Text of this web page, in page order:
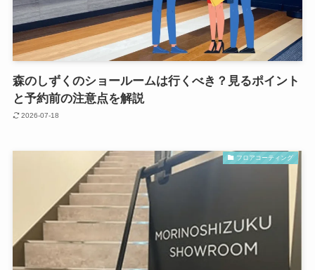
森のしずくのショールームは行くべき？見るポイント
と予約前の注意点を解説
2026-07-18
フロアコーティング